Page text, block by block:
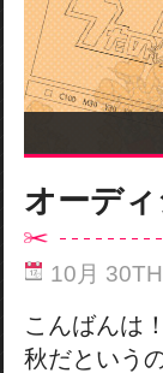
オーディ
10月
こんばんは
秋だという